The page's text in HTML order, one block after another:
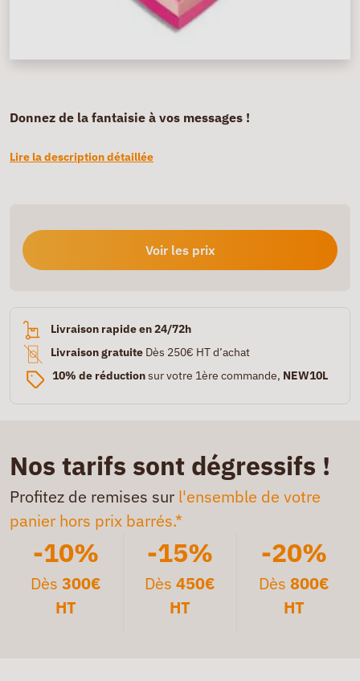
Donnez de la fantaisie à vos messages !
Lire la description détaillée
Voir les prix
Livraison rapide en 24/72h
Livraison gratuite Dès 250€ HT d’achat
10% de réductionsur votre 1ère commande, NEW10L
Nos tarifs sont dégressifs !
Profitez de remises sur l'ensemble de votre
panier hors prix barrés.*
-10%
Dès300€
HT
-15%
Dès 450€
HT
-20%
Dès 800€
HT